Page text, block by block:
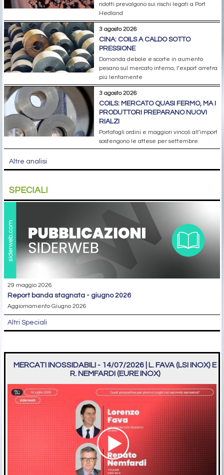
ridotti prevalgono sui rischi legati a Port
Hedland
3 agosto 2026
CINA: COILS A CALDO SOTTO
PRESSIONE
Domanda debole e scorte in aumento
pesano sul mercato interno; l’export arretra
più lentamente
3 agosto 2026
COILS: MERCATO QUASI FERMO, MA I
PRODUTTORI PREPARANO NUOVI
RIALZI
Portafogli ordini e maggiori vincoli all’import
sostengono le attese per settembre
Altre analisi
SPECIALI
29 maggio 2026
report banda stagnata - giugno 2026
Aggiornamento Giugno 2026
Altri Speciali
MERCATI INOSSIDABILI - 14/07/2026 | L. FAVA (LSI INOX) E
R. NEMFARDI (EURE INOX)